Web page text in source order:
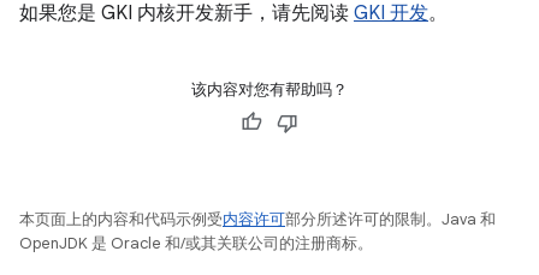
如果您是 GKI 内核开发新手，请先阅读 GKI 开发。
该内容对您有帮助吗？
本页面上的内容和代码示例受内容许可部分所述许可的限制。Java 和
OpenJDK 是 Oracle 和/或其关联公司的注册商标。